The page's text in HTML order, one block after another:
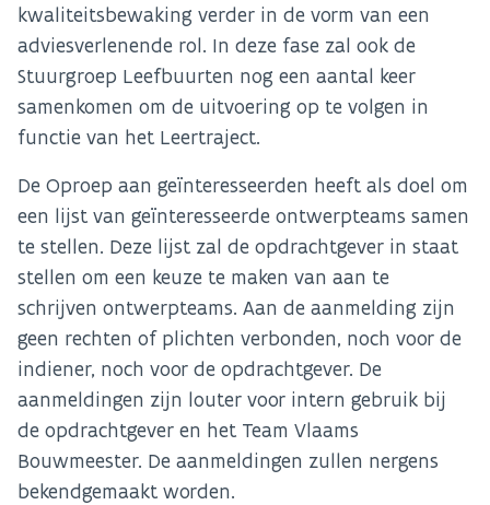
kwaliteitsbewaking verder in de vorm van een
adviesverlenende rol. In deze fase zal ook de
Stuurgroep Leefbuurten nog een aantal keer
samenkomen om de uitvoering op te volgen in
functie van het Leertraject.
De Oproep aan geïnteresseerden heeft als doel om
een lijst van geïnteresseerde ontwerpteams samen
te stellen. Deze lijst zal de opdrachtgever in staat
stellen om een keuze te maken van aan te
schrijven ontwerpteams. Aan de aanmelding zijn
geen rechten of plichten verbonden, noch voor de
indiener, noch voor de opdrachtgever. De
aanmeldingen zijn louter voor intern gebruik bij
de opdrachtgever en het Team Vlaams
Bouwmeester. De aanmeldingen zullen nergens
bekendgemaakt worden.